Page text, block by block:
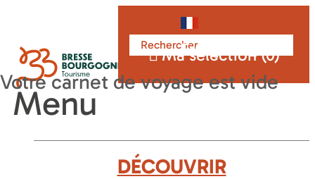
Français
Ma sélection (0)
Menu
DÉCOUVRIR